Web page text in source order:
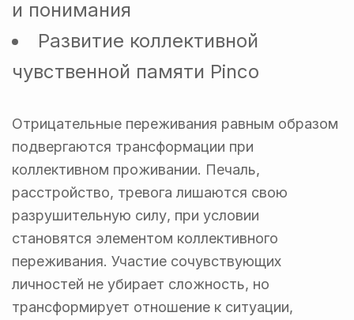
и понимания
Развитие коллективной
чувственной памяти Pinco
Отрицательные переживания равным образом
подвергаются трансформации при
коллективном проживании. Печаль,
расстройство, тревога лишаются свою
разрушительную силу, при условии
становятся элементом коллективного
переживания. Участие сочувствующих
личностей не убирает сложность, но
трансформирует отношение к ситуации,